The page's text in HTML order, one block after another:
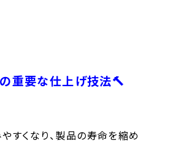
重要な仕上げ技法🔨
すくなり、製品の寿命を縮め